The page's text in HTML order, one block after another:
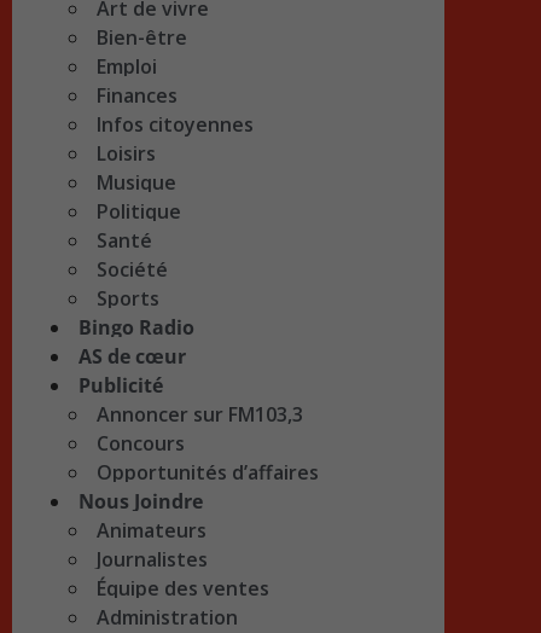
Art de vivre
Bien-être
Emploi
Finances
Infos citoyennes
Loisirs
Musique
Politique
Santé
Société
Sports
Bingo Radio
AS de cœur
Publicité
Annoncer sur FM103,3
Concours
Opportunités d’affaires
Nous Joindre
Animateurs
Journalistes
Équipe des ventes
Administration